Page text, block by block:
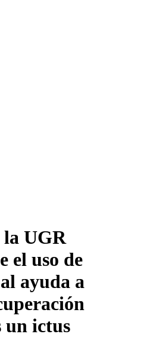
la UGR
el uso de
ayuda a
un ictus